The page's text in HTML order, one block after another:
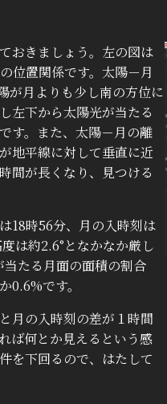
おきましょう。左の図は
位置関係です。太陽－月
が月よりも少し南の方位に
左下から太陽光が当たる
す。また、太陽－月の離
地平線に対して垂直に近
間が長くなり、見つける
18時56分、月の入時刻は
は約2.6°となかなか厳し
たる月面の面積の割合
0.6%です。
月の入時刻の差が１時間
ば何とか見えるという感
を下回るので、はたして